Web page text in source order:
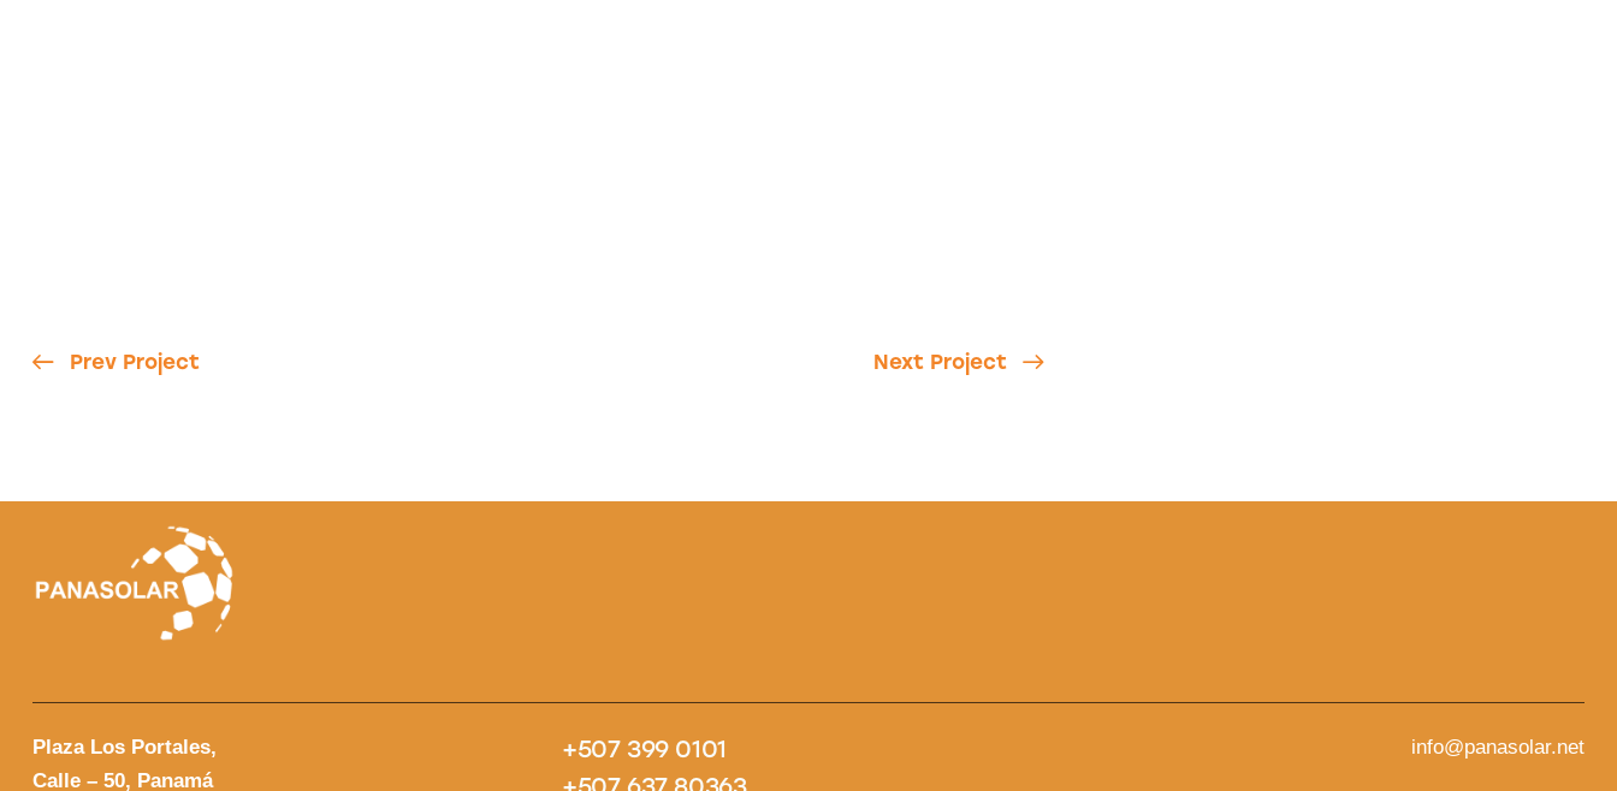
Prev Project Next Project
Plaza Los Portales,
Calle – 50, Panamá
+507 399 0101
info@panasolar.net